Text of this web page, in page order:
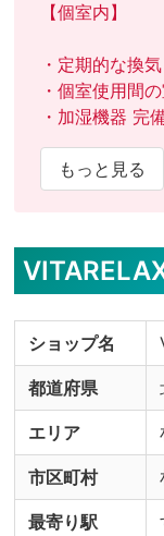
【個室内】
・定期的な換気
・個室使用間
・加湿機器 完
【セラピスト】
・うがい薬の
【お客様】
・検温実施
・うがい薬の
もっと見る
ショップ名
都道府県
エリア
市区町村
最寄り駅